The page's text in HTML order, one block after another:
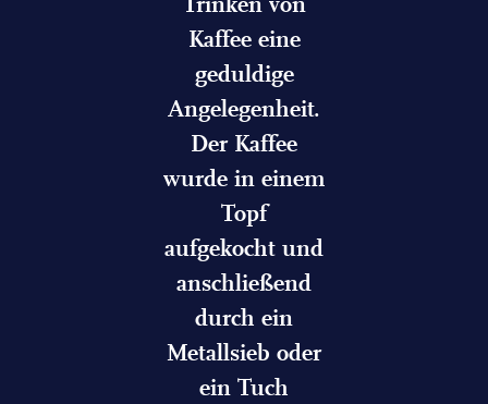
Kaffee eine
geduldige
Angelegenheit.
Der Kaffee
wurde in einem
Topf
aufgekocht und
anschließend
durch ein
Metallsieb oder
ein Tuch